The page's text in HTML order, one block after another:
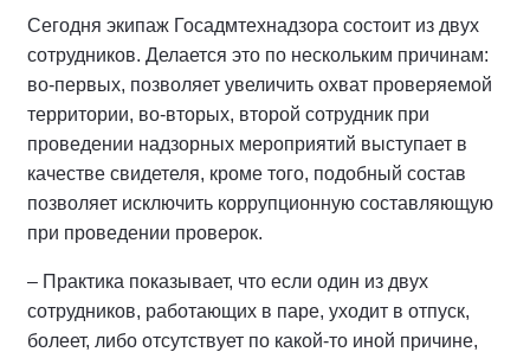
Сегодня экипаж Госадмтехнадзора состоит из двух
сотрудников. Делается это по нескольким причинам:
во-первых, позволяет увеличить охват проверяемой
территории, во-вторых, второй сотрудник при
проведении надзорных мероприятий выступает в
качестве свидетеля, кроме того, подобный состав
позволяет исключить коррупционную составляющую
при проведении проверок.
– Практика показывает, что если один из двух
сотрудников, работающих в паре, уходит в отпуск,
болеет, либо отсутствует по какой-то иной причине,